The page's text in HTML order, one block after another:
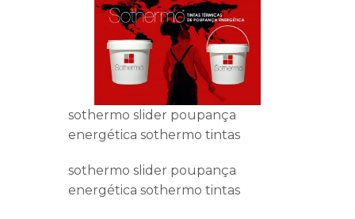
sothermo slider poupança
energética sothermo tintas
sothermo slider poupança
energética sothermo tintas